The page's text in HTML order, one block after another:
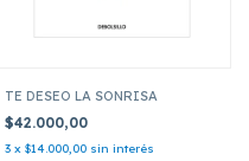
TE DESEO LA SONRISA
$42.000,00
3 x $14.000,00 sin interés